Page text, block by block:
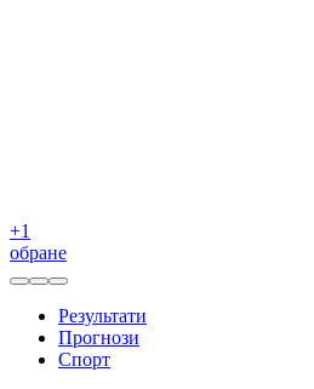
+1
обране
Результати
Прогнози
Спорт